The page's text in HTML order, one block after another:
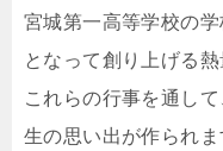
宮城第一高等学校の
となって創り上げる
これらの行事を通し
生の思い出が作られま